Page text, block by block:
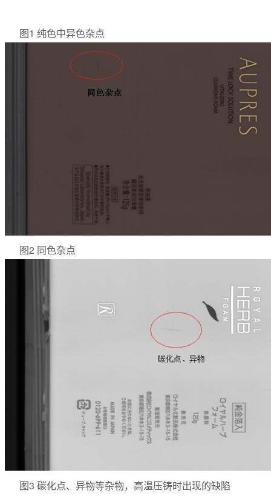
图1 纯色中异色杂点
图2 同色杂点
图3 碳化点、异物等杂物，高温压铸时出现的缺陷